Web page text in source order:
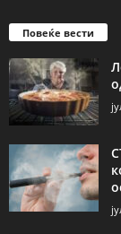
Повеќе вести